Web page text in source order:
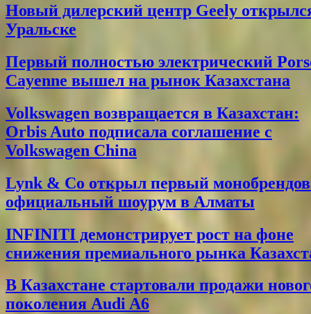
Новый дилерский центр Geely
Уральске
Первый полностью электрический
Cayenne вышел на рынок Казахстана
Volkswagen возвращается в Казахстан:
Orbis Auto подписала соглашение с
Volkswagen China
Lynk & Co открыл первый
официальный шоурум в Алматы
INFINITI демонстрирует рост на фоне
снижения премиального рынка
В Казахстане стартовали продажи
поколения Audi A6